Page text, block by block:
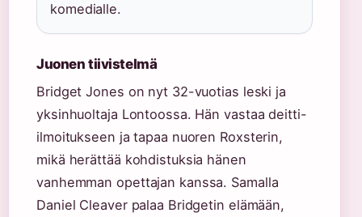
komedialle.
Juonen tiivistelmä
Bridget Jones on nyt 32-vuotias leski ja
yksinhuoltaja Lontoossa. Hän vastaa deitti-
ilmoitukseen ja tapaa nuoren Roxsterin,
mikä herättää kohdistuksia hänen
vanhemman opettajan kanssa. Samalla
Daniel Cleaver palaa Bridgetin elämään,